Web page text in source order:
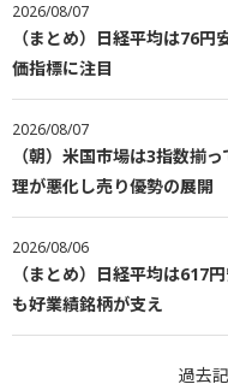
2026/08/07
（まとめ）日経平均は76
価指標に注目
2026/08/07
（朝）米国市場は3指数揃
理が悪化し売り優勢の展開
2026/08/06
（まとめ）日経平均は617
も好業績銘柄が支え
過去